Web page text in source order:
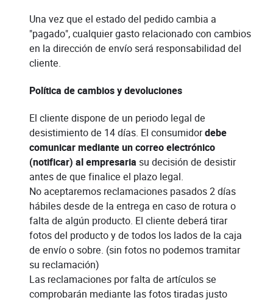
Una vez que el estado del pedido cambia a
"pagado", cualquier gasto relacionado con cambios
en la dirección de envío será responsabilidad del
cliente.
Política de cambios y devoluciones
El cliente dispone de un periodo legal de
desistimiento de 14 días. El consumidordebe
comunicar mediante un correo electrónico
(notificar) al empresaria su decisión de desistir
antes de que finalice el plazo legal.
No aceptaremos reclamaciones pasados 2 días
hábiles desde de la entrega en caso de rotura o
falta de algún producto. El cliente deberá tirar
fotos del producto y de todos los lados de la caja
de envío o sobre. (sin fotos no podemos tramitar
su reclamación)
Las reclamaciones por falta de artículos se
comprobarán mediante las fotos tiradas justo